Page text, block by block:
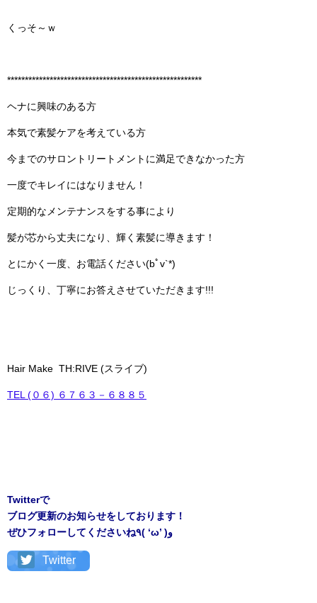
くっそ～ｗ
*******************************************************
ヘナに興味のある方
本気で素髪ケアを考えている方
今までのサロントリートメントに満足できなかった方
一度でキレイにはなりません！
定期的なメンテナンスをする事により
髪が芯から丈夫になり、輝く素髪に導きます！
とにかく一度、お電話ください(bﾟv`*)
じっくり、丁寧にお答えさせていただきます!!!
Hair Make TH:RIVE (スライブ)
TEL (０６) ６７６３－６８８５
Twitterで
ブログ更新のお知らせをしております！
ぜひフォローしてくださいね٩( ‘ω’ )و
Twitter